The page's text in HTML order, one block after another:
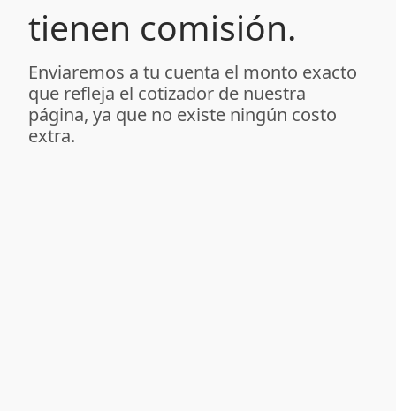
tienen comisión.
Enviaremos a tu cuenta el monto exacto
que refleja el cotizador de nuestra
página, ya que no existe ningún costo
extra.